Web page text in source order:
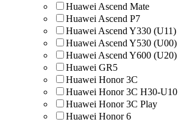
Huawei Ascend Mate
Huawei Ascend P7
Huawei Ascend Y330 (U11)
Huawei Ascend Y530 (U00)
Huawei Ascend Y600 (U20)
Huawei GR5
Huawei Honor 3C
Huawei Honor 3C H30-U10
Huawei Honor 3C Play
Huawei Honor 6